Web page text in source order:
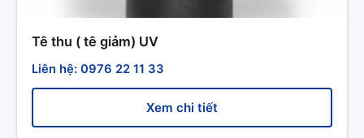
Tê thu ( tê giảm) UV
Liên hệ: 0976 22 11 33
Xem chi tiết